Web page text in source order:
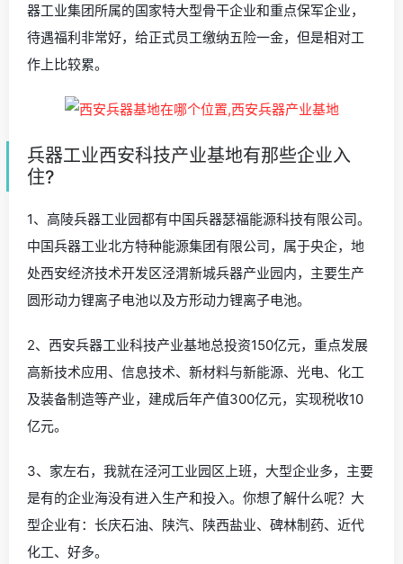
器工业集团所属的国家特大型骨干企业和重点保军企业，
待遇福利非常好，给正式员工缴纳五险一金，但是相对工
作上比较累。
兵器工业西安科技产业基地有那些企业入
住?
1、高陵兵器工业园都有中国兵器瑟福能源科技有限公司。
中国兵器工业北方特种能源集团有限公司，属于央企，地
处西安经济技术开发区泾渭新城兵器产业园内，主要生产
圆形动力锂离子电池以及方形动力锂离子电池。
2、西安兵器工业科技产业基地总投资150亿元，重点发展
高新技术应用、信息技术、新材料与新能源、光电、化工
及装备制造等产业，建成后年产值300亿元，实现税收10
亿元。
3、家左右，我就在泾河工业园区上班，大型企业多，主要
是有的企业海没有进入生产和投入。你想了解什么呢？大
型企业有：长庆石油、陕汽、陕西盐业、碑林制药、近代
化工、好多。